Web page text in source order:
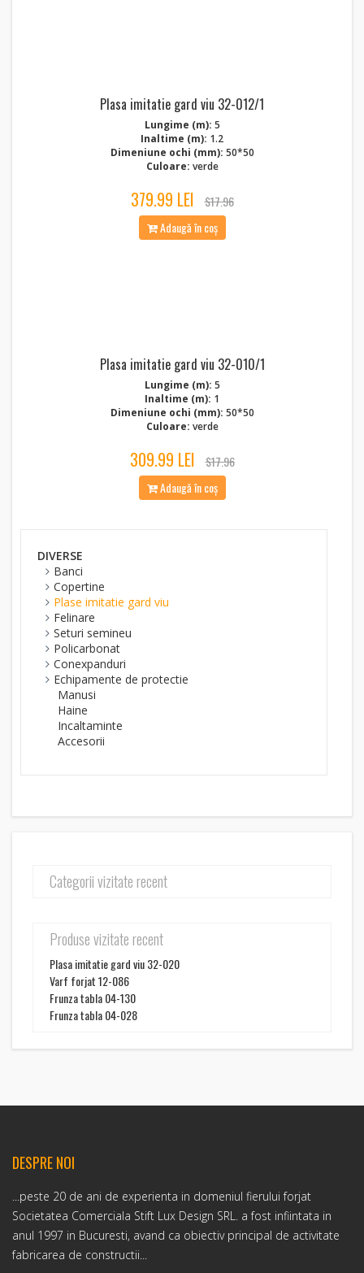
Plasa imitatie gard viu 32-012/1
Lungime (m): 5
Inaltime (m): 1.2
Dimeniune ochi (mm): 50*50
Culoare: verde
379.99 LEI
$17.96
Adaugă în coș
Plasa imitatie gard viu 32-010/1
Lungime (m): 5
Inaltime (m): 1
Dimeniune ochi (mm): 50*50
Culoare: verde
309.99 LEI
$17.96
Adaugă în coș
DIVERSE
Banci
Copertine
Plase imitatie gard viu
Felinare
Seturi semineu
Policarbonat
Conexpanduri
Echipamente de protectie
Manusi
Haine
Incaltaminte
Accesorii
Categorii vizitate recent
Produse vizitate recent
Plasa imitatie gard viu 32-020
Varf forjat 12-086
Frunza tabla 04-130
Frunza tabla 04-028
DESPRE NOI
...peste 20 de ani de experienta in domeniul fierului forjat
Societatea Comerciala Stift Lux Design SRL. a fost infiintata in
anul 1997 in Bucuresti, avand ca obiectiv principal de activitate
fabricarea de constructii...